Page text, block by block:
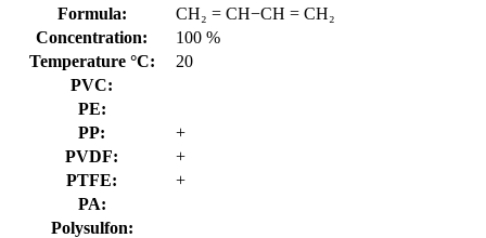
Formula:
CH₂ = CH−CH = CH₂
Concentration:
100 %
Temperature °C:
20
PVC:
PE:
PP:
+
PVDF:
+
PTFE:
+
PA:
Polysulfon: